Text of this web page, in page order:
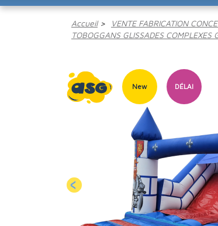
Accueil
VENTE FABRICATION
TOBOGGANS GLISSADES COMPLEXES
New DÉLAI